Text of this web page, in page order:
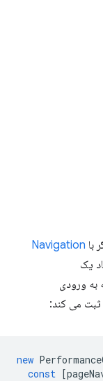
Navigation
کند:
new
const [